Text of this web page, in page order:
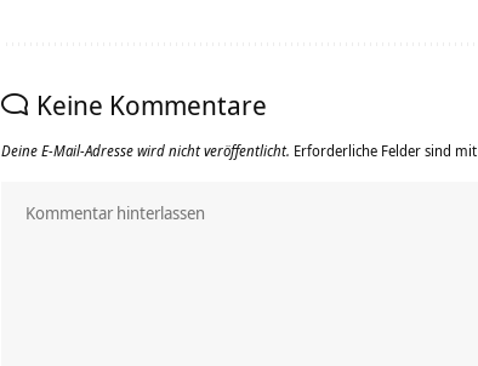
Keine Kommentare
Deine E-Mail-Adresse wird nicht veröffentlicht. Erforderliche Felder sind mit